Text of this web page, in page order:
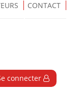
CONTACT
connecter